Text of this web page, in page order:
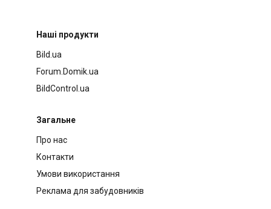
Наші продукти
Bild.ua
Forum.Domik.ua
BildControl.ua
Загальне
Про нас
Контакти
Умови використання
Реклама для забудовників